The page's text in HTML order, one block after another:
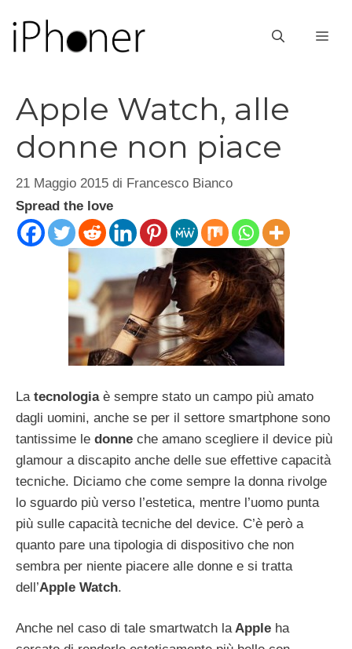
contenuto
Apple Watch, alle
donne non piace
21 Maggio 2015 di Francesco Bianco
Spread the love
La tecnologiaè sempre stato un campo più amato
dagli uomini, anche se per il settore smartphone sono
tantissime le donne che amano scegliere il device più
glamour a discapito anche delle sue effettive capacità
tecniche. Diciamo che come sempre la donna rivolge
lo sguardo più verso l’estetica, mentre l’uomo punta
più sulle capacità tecniche del device. C’è però a
quanto pare una tipologia di dispositivo che non
sembra per niente piacere alle donne e si tratta
dell’Apple Watch.
Anche nel caso di tale smartwatch laApple ha